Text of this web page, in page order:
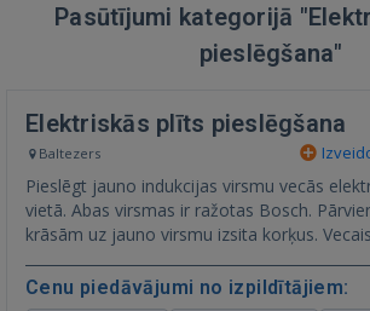
Pasūtījumi kategorijā
pieslēgšana"
Elektriskās plīts pieslēgšana
Baltezers
Pieslēgt jauno indukcijas virsmu vecās
vietā. Abas virsmas ir ražotas Bosch.
krāsām uz jauno virsmu izsita korķus.
Cenu piedāvājumi no izpildītājiem: